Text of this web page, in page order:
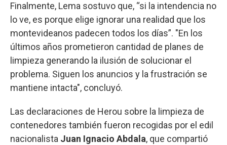
Finalmente, Lema sostuvo que, “si la intendencia no
lo ve, es porque elige ignorar una realidad que los
montevideanos padecen todos los días”. "En los
últimos años prometieron cantidad de planes de
limpieza generando la ilusión de solucionar el
problema. Siguen los anuncios y la frustración se
mantiene intacta", concluyó.
Las declaraciones de Herou sobre la limpieza de
contenedores también fueron recogidas por el edil
nacionalista Juan Ignacio Abdala, que compartió